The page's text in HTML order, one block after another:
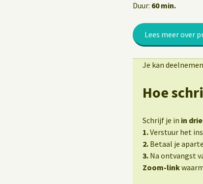
Duur: 60 min.
Lees meer over
Je kan deelnemen
Hoe
Schrijf je in in
1.Verstuur het
2. Betaal je
3. Na ontvangst
Zoom-link